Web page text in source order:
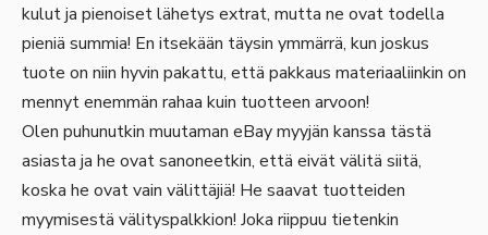
kulut ja pienoiset lähetys extrat, mutta ne ovat todella
pieniä summia! En itsekään täysin ymmärrä, kun joskus
tuote on niin hyvin pakattu, että pakkaus materiaaliinkin on
mennyt enemmän rahaa kuin tuotteen arvoon!
Olen puhunutkin muutaman eBay myyjän kanssa tästä
asiasta ja he ovat sanoneetkin, että eivät välitä siitä,
koska he ovat vain välittäjiä! He saavat tuotteiden
myymisestä välityspalkkion! Joka riippuu tietenkin